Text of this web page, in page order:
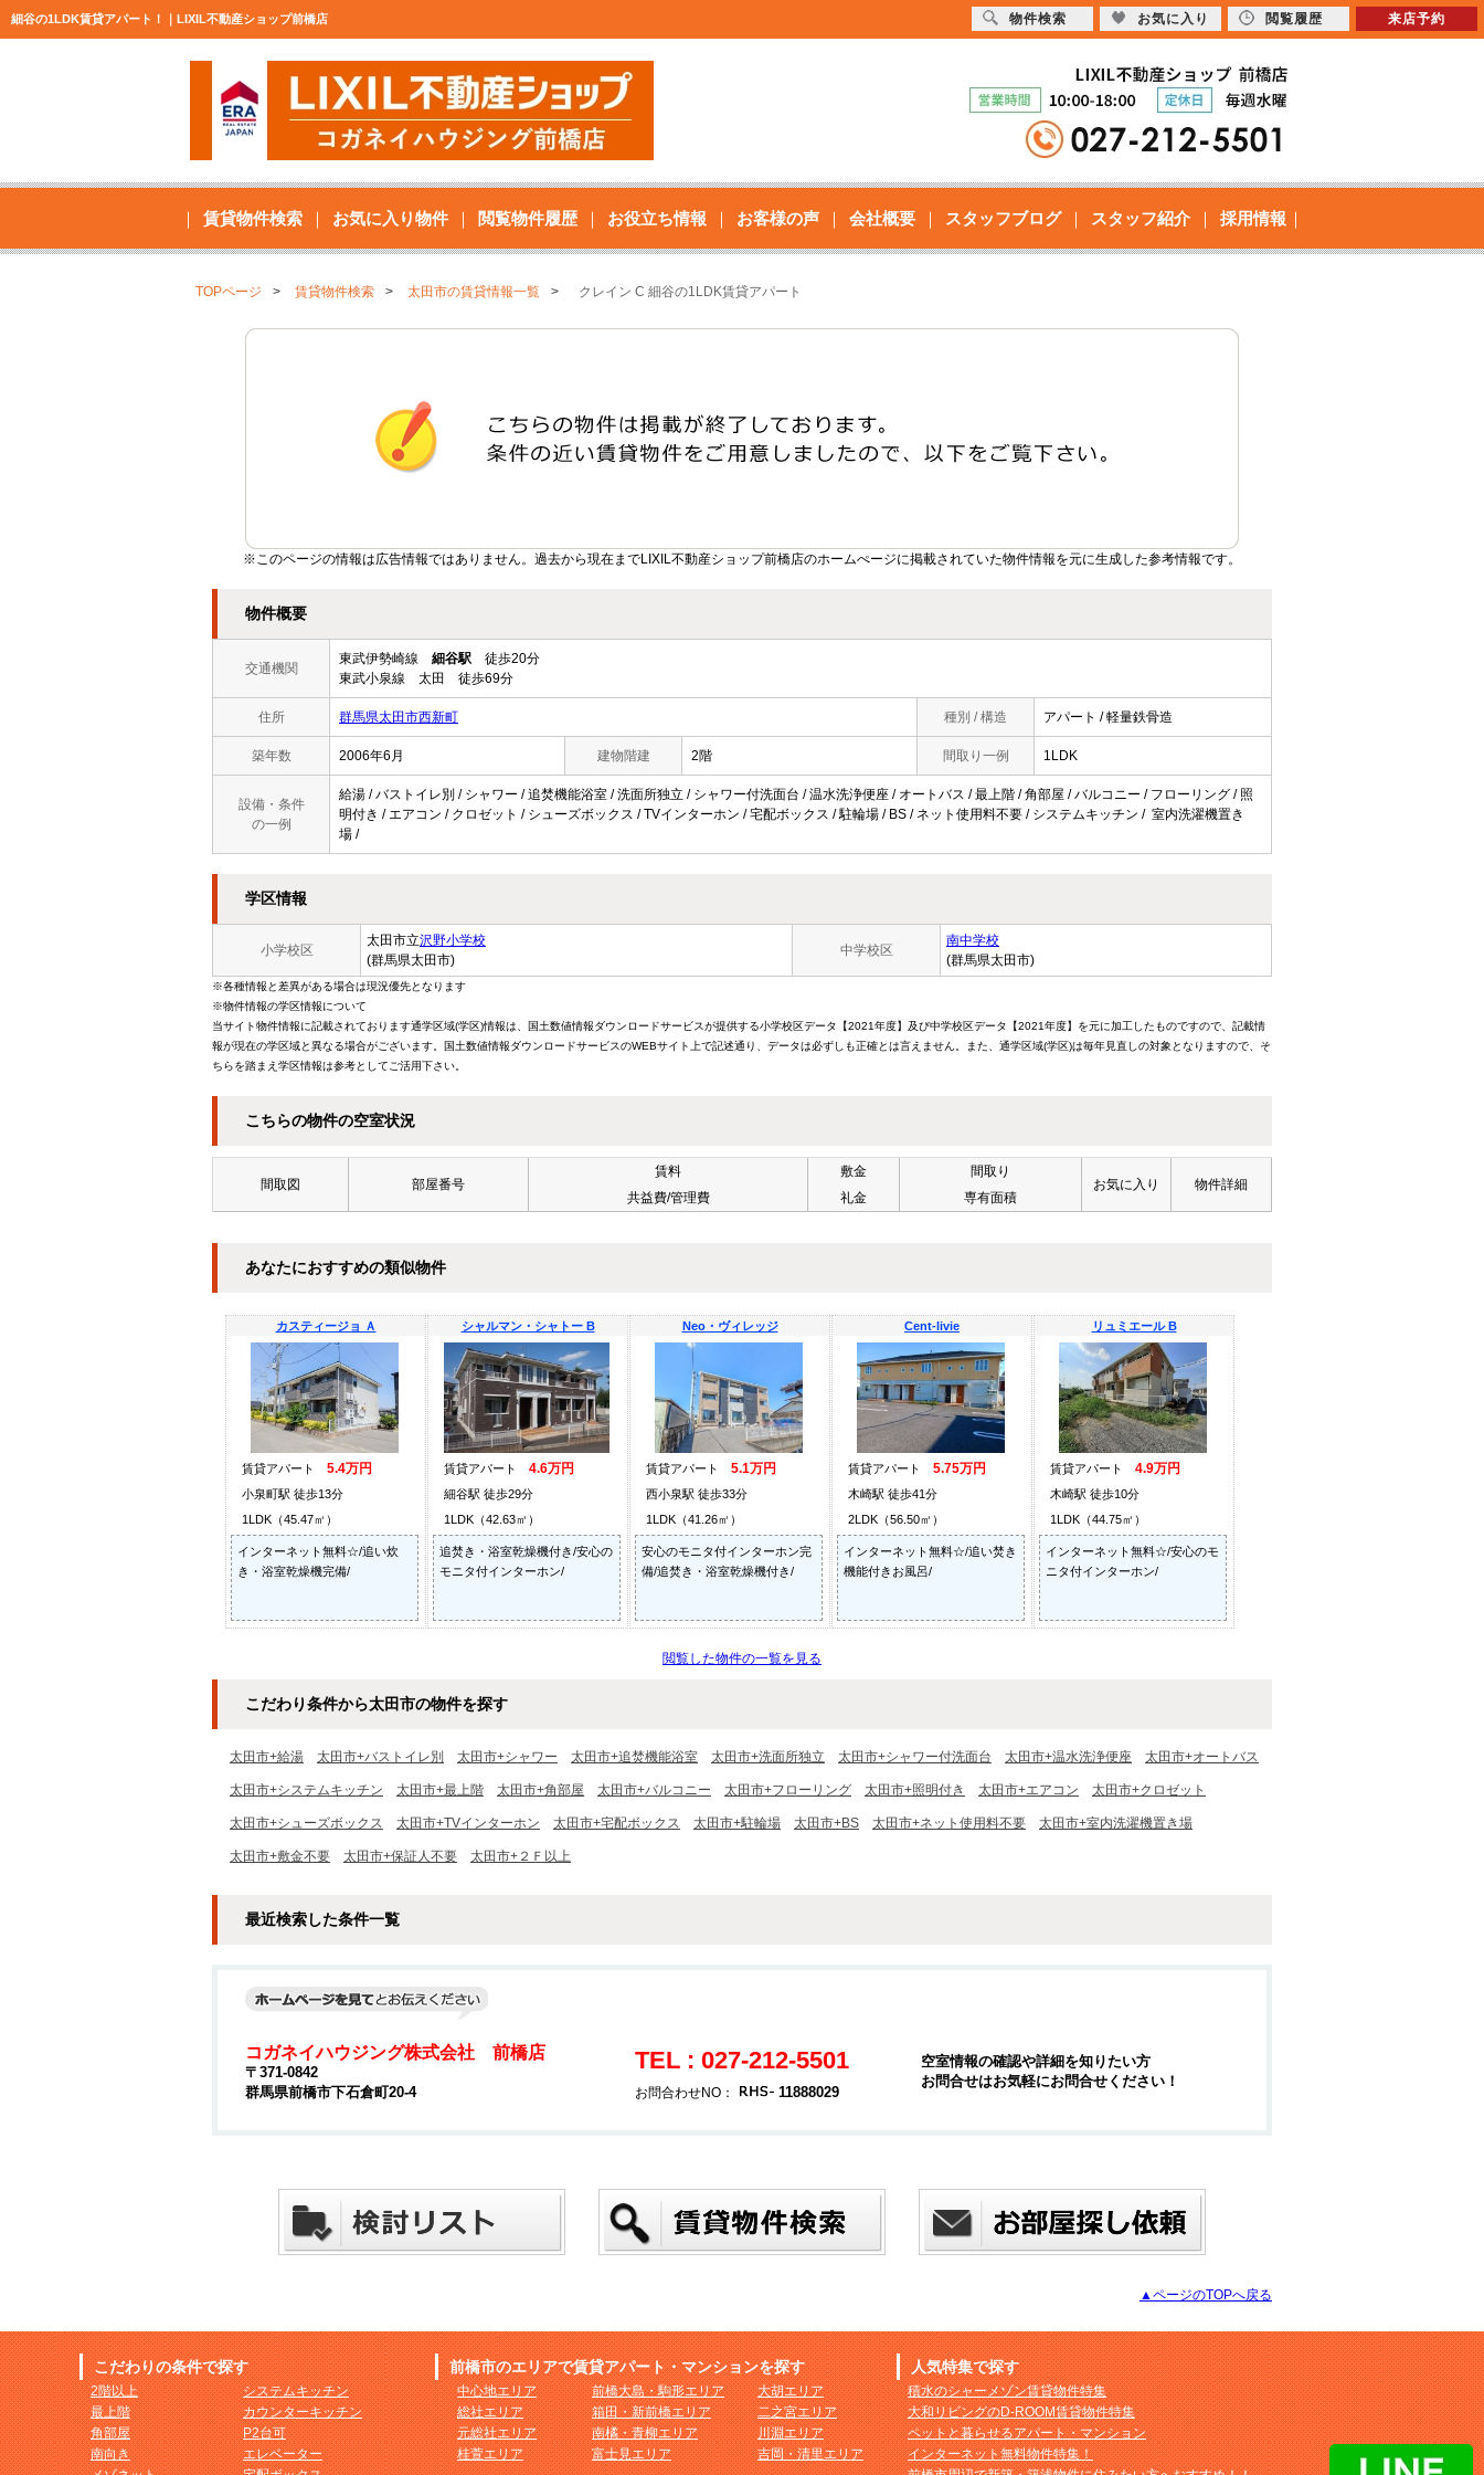
細谷の1LDK賃貸アパート！｜LIXIL不動産ショップ前橋店
賃貸物件検索 お気に入り物件 閲覧物件履歴 お役立ち情報 お客様の声 会社概要 スタッフブログ スタッフ紹介 採用情報
TOPページ 賃貸物件検索 太田市の賃貸情報一覧 クレイン C 細谷の1LDK賃貸アパート
※このページの情報は広告情報ではありません。過去から現在までLIXIL不動産ショップ前橋店のホームぺージに掲載されていた物件情報を元に生成した参考情報です。
物件概要
交通機関
東武伊勢崎線 細谷駅 徒歩20分
東武小泉線 太田 徒歩69分
住所 群馬県太田市西新町 種別 / 構造 アパート / 軽量鉄骨造
築年数 2006年6月 建物階建 2階 間取り一例 1LDK
設備・条件
の一例
給湯 / バストイレ別 / シャワー / 追焚機能浴室 / 洗面所独立 / シャワー付洗面台 / 温水洗浄便座 / オートバス / 最上階 / 角部屋 / バルコニー / フローリング / 照
明付き / エアコン / クロゼット / シューズボックス / TVインターホン / 宅配ボックス / 駐輪場 / BS / ネット使用料不要 / システムキッチン / 室内洗濯機置き
場 /
学区情報
小学校区
太田市立沢野小学校
(群馬県太田市)
中学校区
南中学校
(群馬県太田市)
※各種情報と差異がある場合は現況優先となります
※物件情報の学区情報について
当サイト物件情報に記載されております通学区域(学区)情報は、国土数値情報ダウンロードサービスが提供する小学校区データ【2021年度】及び中学校区データ【2021年度】を元に加工したものですので、記載情
報が現在の学区域と異なる場合がございます。国土数値情報ダウンロードサービスのWEBサイト上で記述通り、データは必ずしも正確とは言えません。また、通学区域(学区)は毎年見直しの対象となりますので、そ
ちらを踏まえ学区情報は参考としてご活用下さい。
こちらの物件の空室状況
間取図 部屋番号
賃料
共益費/管理費
敷金
礼金
間取り
専有面積
お気に入り 物件詳細
あなたにおすすめの類似物件
カスティージョ Ａ
賃貸アパート 5.4万円
小泉町駅 徒歩13分
1LDK（45.47㎡）
インターネット無料☆/追い炊
き・浴室乾燥機完備/
シャルマン・シャトー B
賃貸アパート 4.6万円
細谷駅 徒歩29分
1LDK（42.63㎡）
追焚き・浴室乾燥機付き/安心の
モニタ付インターホン/
Neo・ヴィレッジ
賃貸アパート 5.1万円
西小泉駅 徒歩33分
1LDK（41.26㎡）
安心のモニタ付インターホン完
備/追焚き・浴室乾燥機付き/
Cent-livie
賃貸アパート 5.75万円
木崎駅 徒歩41分
2LDK（56.50㎡）
インターネット無料☆/追い焚き
機能付きお風呂/
リュミエール B
賃貸アパート 4.9万円
木崎駅 徒歩10分
1LDK（44.75㎡）
インターネット無料☆/安心のモ
ニタ付インターホン/
閲覧した物件の一覧を見る
こだわり条件から太田市の物件を探す
太田市+給湯 太田市+バストイレ別 太田市+シャワー 太田市+追焚機能浴室 太田市+洗面所独立 太田市+シャワー付洗面台 太田市+温水洗浄便座 太田市+オートバス
太田市+システムキッチン 太田市+最上階 太田市+角部屋 太田市+バルコニー 太田市+フローリング 太田市+照明付き 太田市+エアコン 太田市+クロゼット
太田市+シューズボックス 太田市+TVインターホン 太田市+宅配ボックス 太田市+駐輪場 太田市+BS 太田市+ネット使用料不要 太田市+室内洗濯機置き場
太田市+敷金不要 太田市+保証人不要 太田市+２Ｆ以上
最近検索した条件一覧
コガネイハウジング株式会社 前橋店
〒371-0842
群馬県前橋市下石倉町20-4
TEL : 027-212-5501
お問合わせNO： 11888029
空室情報の確認や詳細を知りたい方
お問合せはお気軽にお問合せください！
▲ページのTOPへ戻る
こだわりの条件で探す
2階以上
最上階
角部屋
南向き
システムキッチン
カウンターキッチン
P2台可
エレベーター
前橋市のエリアで賃貸アパート・マンションを探す
中心地エリア
総社エリア
元総社エリア
桂萱エリア
前橋大島・駒形エリア
箱田・新前橋エリア
南橘・青柳エリア
富士見エリア
大胡エリア
二之宮エリア
川淵エリア
吉岡・清里エリア
人気特集で探す
積水のシャーメゾン賃貸物件特集
大和リビングのD-ROOM賃貸物件特集
ペットと暮らせるアパート・マンション
インターネット無料物件特集！
物件検索 お気に入り 閲覧履歴 来店予約